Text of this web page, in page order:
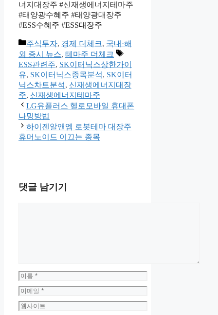
너지대장주 #신재생에너지테마주
#태양광수혜주 #태양광대장주
#ESS수혜주 #ESS대장주
카
테
고
리
주식투자, 경제 더체크, 국내·해
외 증시 뉴스, 테마주 더체크
태
그
ESS관련주, SK이터닉스상한가이
유, SK이터닉스종목분석, SK이터
닉스차트분석, 신재생에너지대장
주, 신재생에너지테마주
LG유플러스 헬로모바일 휴대폰
나밍방법
하이젠알앤엠 로봇테마 대장주
휴머노이드 이끄는 종목
댓글 남기기
이
름
이
메
일
웹